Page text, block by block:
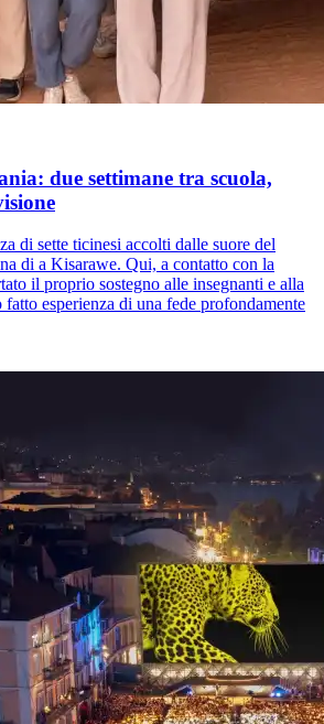
due settimane tra scuola,
di sette ticinesi accolti dalle suore del
di a Kisarawe. Qui, a contatto con la
il proprio sostegno alle insegnanti e alla
esperienza di una fede profondamente